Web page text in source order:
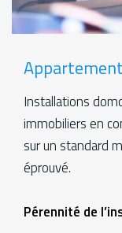
Installations
immobiliers en
sur un standard
éprouvé.
Services
Pérennité de